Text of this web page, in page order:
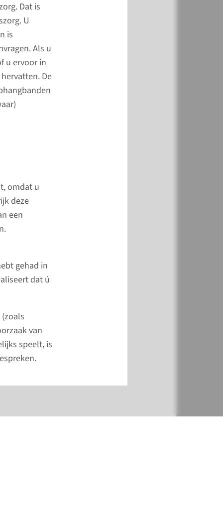
Dat is
U
is
Als u
u ervoor in
De
omdat u
deze
een
gehad in
dat ú
van
speelt, is
en
patiënten met
(benigne)
problemen,
verzakking,
en kinderen